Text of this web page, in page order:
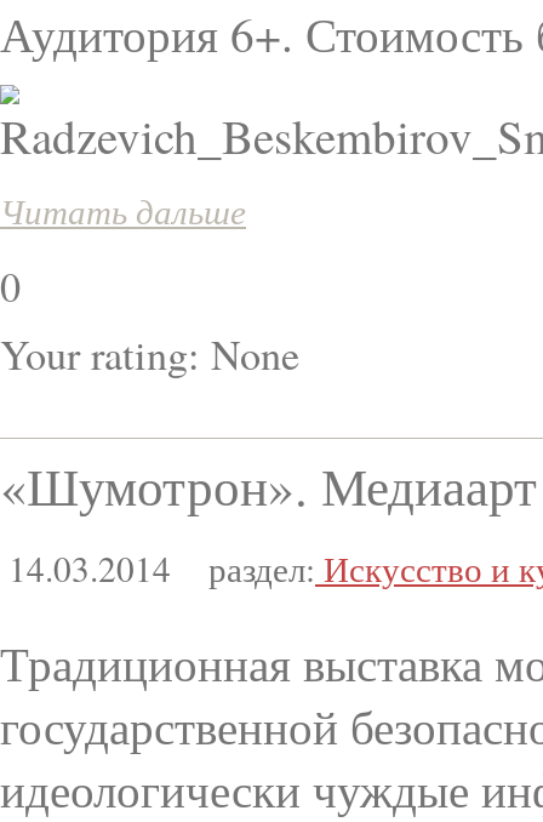
Аудитория 6+. Стоимость
Читать дальше
0
Your rating: None
«Шумотрон».
14.03.2014 раздел: Искусство и
Традиционная выставка
государственной
идеологически чуждые